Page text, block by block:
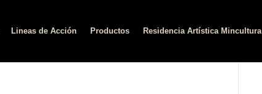
Lineas de Acción Productos Residencia Artística Mincultura